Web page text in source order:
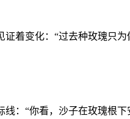
着变化：“过去种玫瑰只为
：“你看，沙子在玫瑰根下